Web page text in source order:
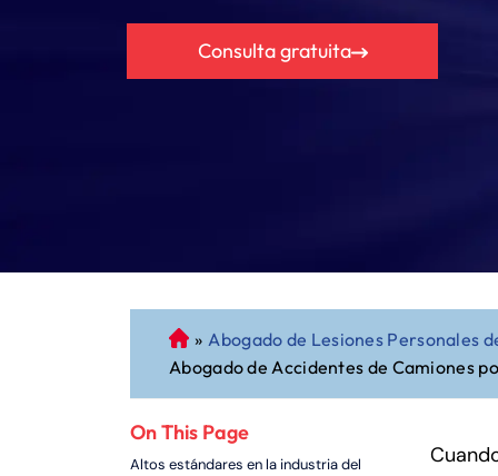
Consulta gratuita
A
b
o
g
» Abogado de Lesiones Personales
Abogado de Accidentes de Camiones
On This Page
Altos estándares en la industria del